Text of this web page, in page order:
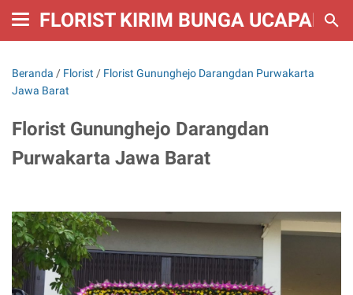
FLORIST KIRIM BUNGA UCAPAN
Beranda / Florist / Florist Gununghejo Darangdan Purwakarta
Jawa Barat
Florist Gununghejo Darangdan
Purwakarta Jawa Barat